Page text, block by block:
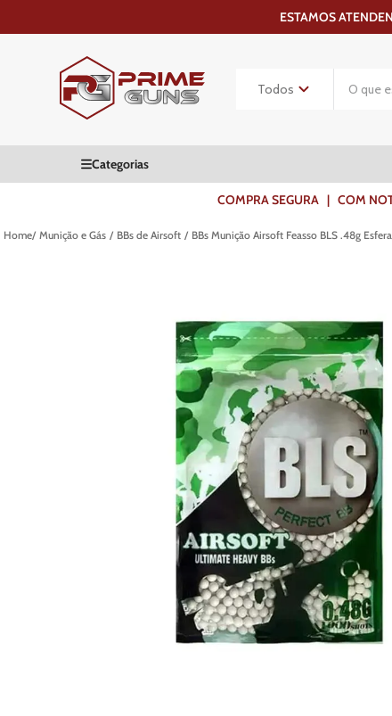
ESTAMOS
COMPRA SEGURA | COM
Munição e Gás BBs de Airsoft BBs Munição Airsoft Feasso BLS .48g